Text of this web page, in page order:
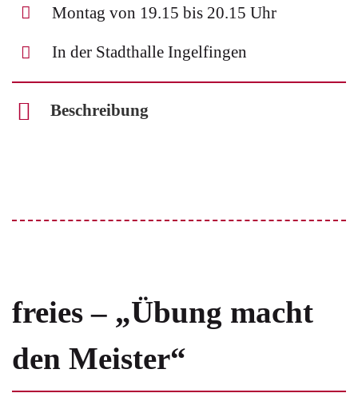
Montag von 19.15 bis 20.15 Uhr
In der Stadthalle Ingelfingen
Beschreibung
freies – „Übung macht
den Meister“